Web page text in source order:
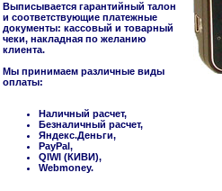
Выписывается гарантийный талон
и соответствующие платежные
документы: кассовый и товарный
чеки, накладная по желанию
клиента.
Мы принимаем различные виды
оплаты:
Наличный расчет,
Безналичный расчет,
Яндекс.Деньги,
PayPal,
QIWI (КИВИ),
Webmoney.